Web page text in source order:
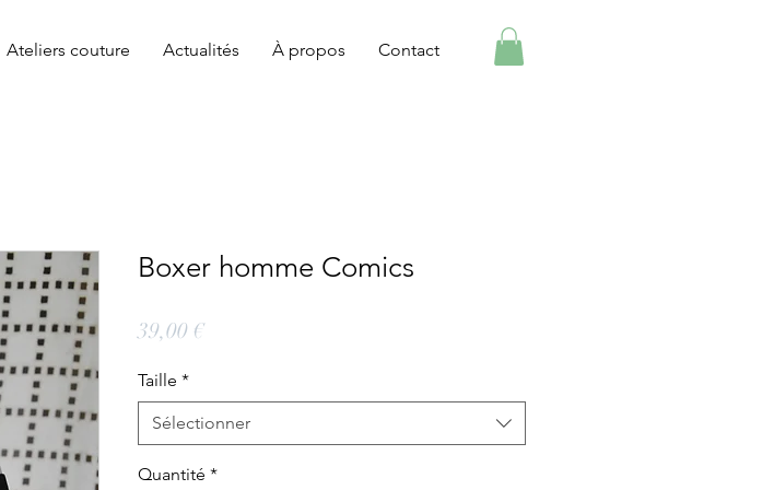
Ateliers couture Actualités À propos Contact
Boxer homme Comics
39,00 €Prix
Taille *
Sélectionner
Quantité *